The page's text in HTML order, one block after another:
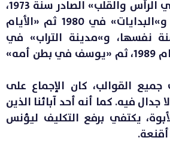
من مؤلفاته «حزن في الرأس والقلب» الصادر سنة 1973،
و»ظلال» في 1977، و»البدايات» في 1980 ثم «الأيام
نفسها، و»مدينة التراب» في
1988، و»فضاءات» عام 1989، ثم «يوسف في بطن أمه»
جميع القوالب، كان الإجماع على
جدال فيه. كما أنه أحد آبائنا الذين
يكتفي برفع التكليف ليؤنس